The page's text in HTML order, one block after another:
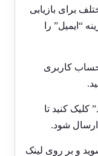
برای بازیابی
“ایمیل” را
حساب کاربری
کنید تا
ارسال شود.
و بر روی لینک